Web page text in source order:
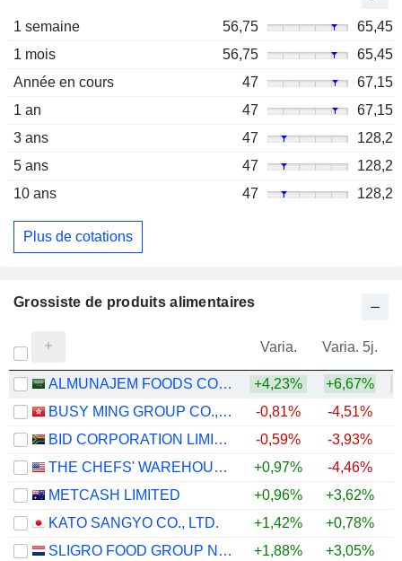
1 semaine 56,75
65,45
1 mois
56,75
65,45
Année en cours
47
67,15
1 an
47
67,15
3 ans
47
128,2
5 ans
47
128,2
10 ans
47 128,2
Plus de cotations
Grossiste de produits alimentaires
Varia. Varia. 5j.
ALMUNAJEM FOODS COMPANY +4,23% +6,67%
BUSY MING GROUP CO., LTD.
-0,81%
-4,51%
BID CORPORATION LIMITED
-0,59% -3,93%
THE CHEFS' WAREHOUSE, INC.
+0,97% -4,46%
METCASH LIMITED
+0,96% +3,62%
KATO SANGYO CO., LTD.
+1,42% +0,78%
SLIGRO FOOD GROUP N.V.
+1,88% +3,05%